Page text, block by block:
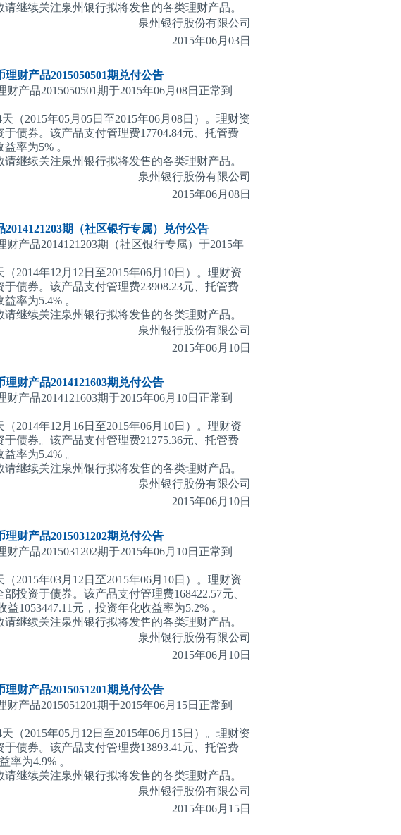
继续关注泉州银行拟将发售的各类理财产品。
泉州银行股份有限公司
2015年06月03日
财产品2015050501期 兑付公告
产品2015050501期于2015年06月08日正常到
（2015年05月05日至2015年06月08日）。理财资
债券。该产品支付管理费17704.84元、托管费
率为5% 。
继续关注泉州银行拟将发售的各类理财产品。
泉州银行股份有限公司
2015年06月08日
期（社区银行专属）
兑付公告
产品2014121203期（社区银行专属）于2015年
2014年12月12日至2015年06月10日）。理财资
债券。该产品支付管理费23908.23元、托管费
率为5.4% 。
继续关注泉州银行拟将发售的各类理财产品。
泉州银行股份有限公司
2015年06月10日
财产品2014121603期 兑付公告
产品2014121603期于2015年06月10日正常到
2014年12月16日至2015年06月10日）。理财资
债券。该产品支付管理费21275.36元、托管费
率为5.4% 。
继续关注泉州银行拟将发售的各类理财产品。
泉州银行股份有限公司
2015年06月10日
财产品2015031202期 兑付公告
产品2015031202期于2015年06月10日正常到
2015年03月12日至2015年06月10日）。理财资
投资于债券。该产品支付管理费168422.57元、
1053447.11元，投资年化收益率为5.2% 。
继续关注泉州银行拟将发售的各类理财产品。
泉州银行股份有限公司
2015年06月10日
财产品2015051201期 兑付公告
产品2015051201期于2015年06月15日正常到
（2015年05月12日至2015年06月15日）。理财资
债券。该产品支付管理费13893.41元、托管费
率为4.9% 。
继续关注泉州银行拟将发售的各类理财产品。
泉州银行股份有限公司
2015年06月15日